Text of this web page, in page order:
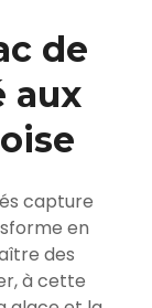
de
aux
capture
en
des
à cette